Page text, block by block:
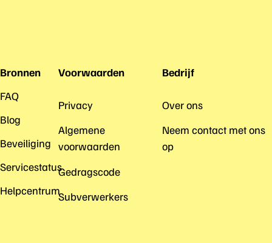
Bronnen
FAQ
Blog
Beveiliging
Servicestatus
Helpcentrum
Voorwaarden
Privacy
Algemene
voorwaarden
Gedragscode
Subverwerkers
Bedrijf
Over ons
Neem contact met ons
op